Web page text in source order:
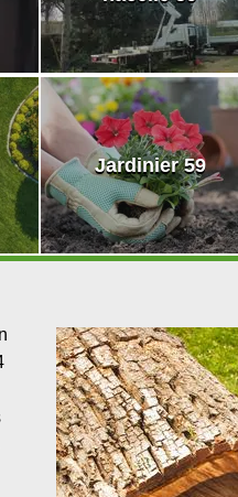
Jardinier 59